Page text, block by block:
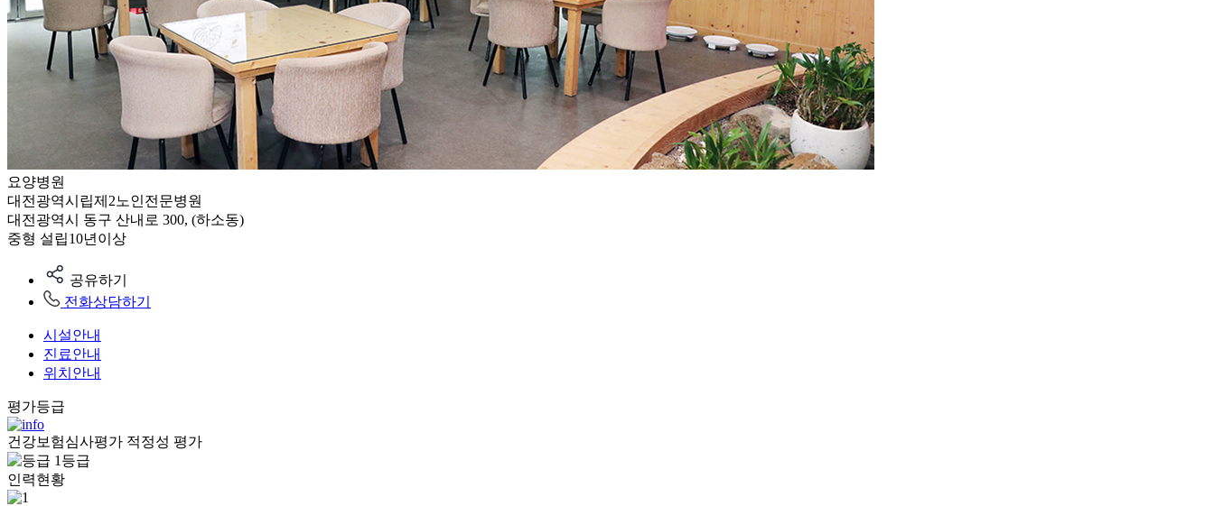
요양병원
대전광역시립제2노인전문병원
대전광역시 동구 산내로 300, (하소동)
중형 설립10년이상
공유하기
전화상담하기
시설안내
진료안내
위치안내
평가등급
건강보험심사평가 적정성 평가
1등급
인력현황